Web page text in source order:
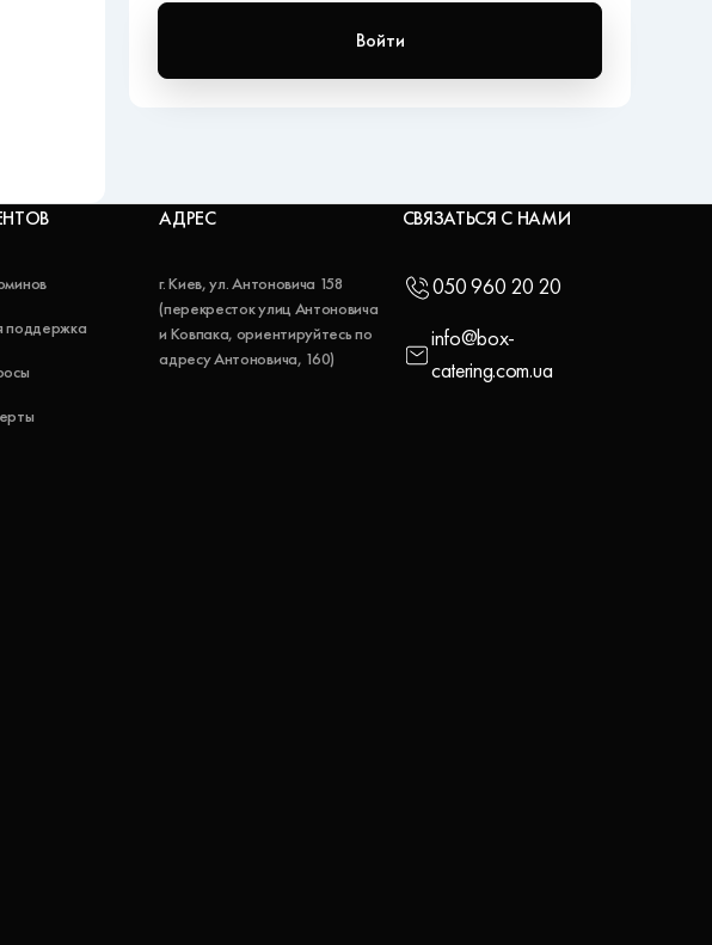
Войти
поддержка
АДРЕС
г. Киев, ул. Антоновича 158
(перекресток улиц Антоновича
и Ковпака, ориентируйтесь по
адресу Антоновича, 160)
СВЯЗАТЬСЯ С НАМИ
050 960 20 20
info@box-
catering.com.ua